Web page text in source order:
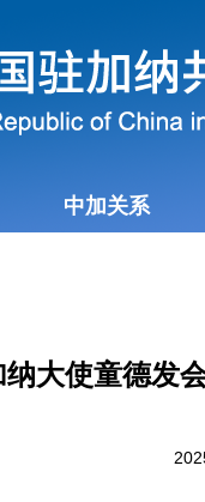
中加关系
纳大使童德发